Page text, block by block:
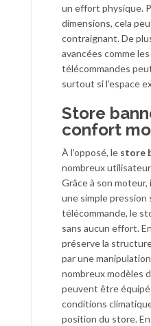
un effort physique.
dimensions, cela
contraignant. De
avancées comme
télécommandes
surtout si l’espace
Store
confort
À l’opposé, le store
nombreux
Grâce à son
une simple pression
télécommande, le
sans aucun effort.
préserve la
par une
nombreux modèles
peuvent être
conditions
position du store.